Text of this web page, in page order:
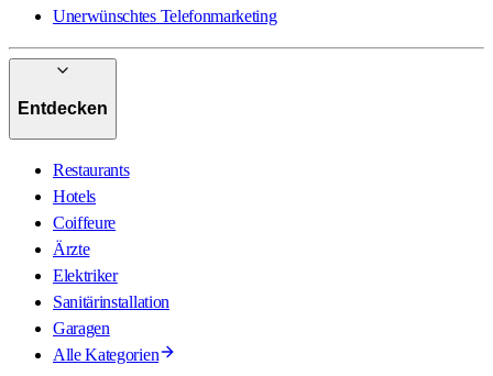
Unerwünschtes Telefonmarketing
Entdecken
Restaurants
Hotels
Coiffeure
Ärzte
Elektriker
Sanitärinstallation
Garagen
Alle Kategorien